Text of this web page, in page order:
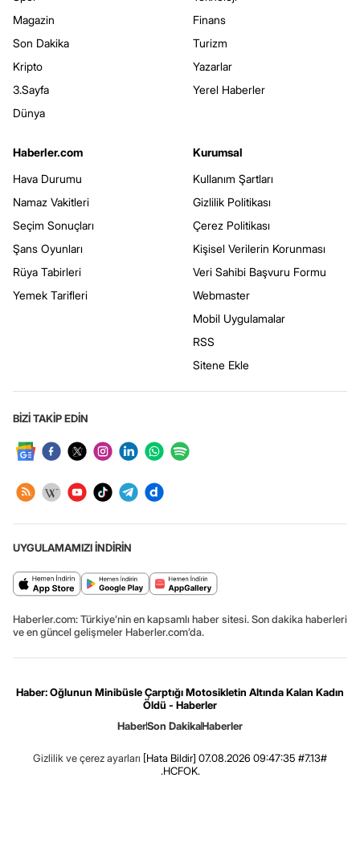
Magazin
Son Dakika
Kripto
3.Sayfa
Dünya
Finans
Turizm
Yazarlar
Yerel Haberler
Haberler.com
Hava Durumu
Namaz Vakitleri
Seçim Sonuçları
Şans Oyunları
Rüya Tabirleri
Yemek Tarifleri
Kurumsal
Kullanım Şartları
Gizlilik Politikası
Çerez Politikası
Kişisel Verilerin Korunması
Veri Sahibi Başvuru Formu
Webmaster
Mobil Uygulamalar
RSS
Sitene Ekle
BİZİ TAKİP EDİN
UYGULAMAMIZI İNDİRİN
Haberler.com: Türkiye’nin en kapsamlı haber sitesi. Son dakika haberleri
ve en güncel gelişmeler Haberler.com’da.
Haber: Oğlunun Minibüsle Çarptığı Motosikletin Altında Kalan Kadın
Öldü - Haberler
HaberSon DakikaHaberler
Gizlilik ve çerez ayarları [Hata Bildir] 07.08.2026 09:47:35 #7.13#
.HCFOK.